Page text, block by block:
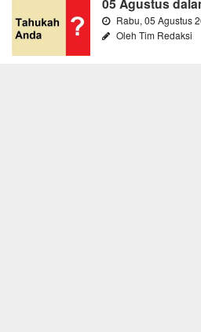
Rabu, 05 Agustus
Oleh Tim Redaksi